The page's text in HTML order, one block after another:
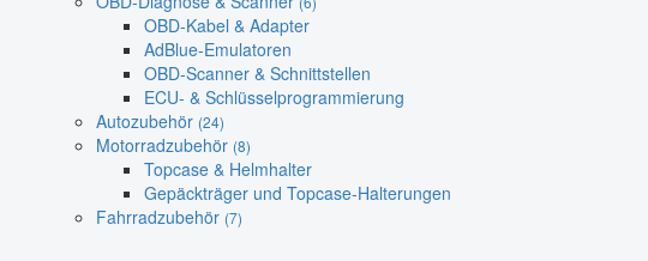
OBD-Kabel & Adapter
AdBlue-Emulatoren
OBD-Scanner & Schnittstellen
ECU- & Schlüsselprogrammierung
Autozubehör (24)
Motorradzubehör (8)
Topcase & Helmhalter
Gepäckträger und Topcase-Halterungen
Fahrradzubehör (7)